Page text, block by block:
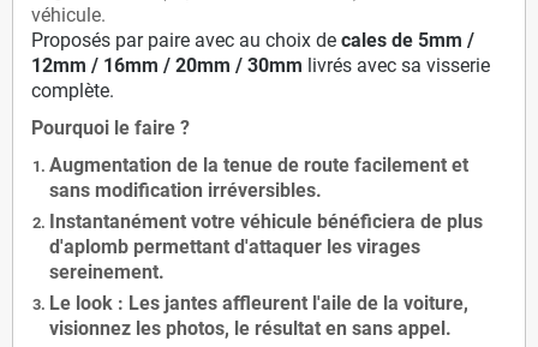
véhicule.
Proposés par paire avec au choix de cales de 5mm /
12mm / 16mm / 20mm / 30mm livrés avec sa visserie
complète.
Pourquoi le faire ?
Augmentation de la tenue de route facilement et
sans modification irréversibles.
Instantanément votre véhicule bénéficiera de plus
d'aplomb permettant d'attaquer les virages
sereinement.
Le look : Les jantes affleurent l'aile de la voiture,
visionnez les photos, le résultat en sans appel.